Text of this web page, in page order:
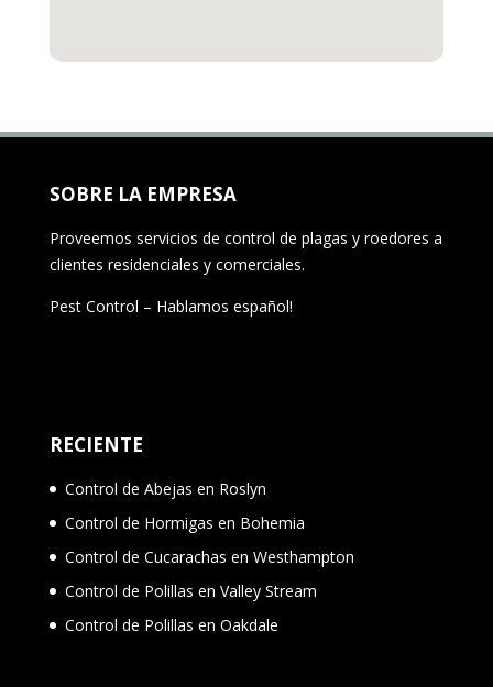
SOBRE LA EMPRESA
Proveemos servicios de control de plagas y roedores a
clientes residenciales y comerciales.
Pest Control – Hablamos español!
RECIENTE
Control de Abejas en Roslyn
Control de Hormigas en Bohemia
Control de Cucarachas en Westhampton
Control de Polillas en Valley Stream
Control de Polillas en Oakdale